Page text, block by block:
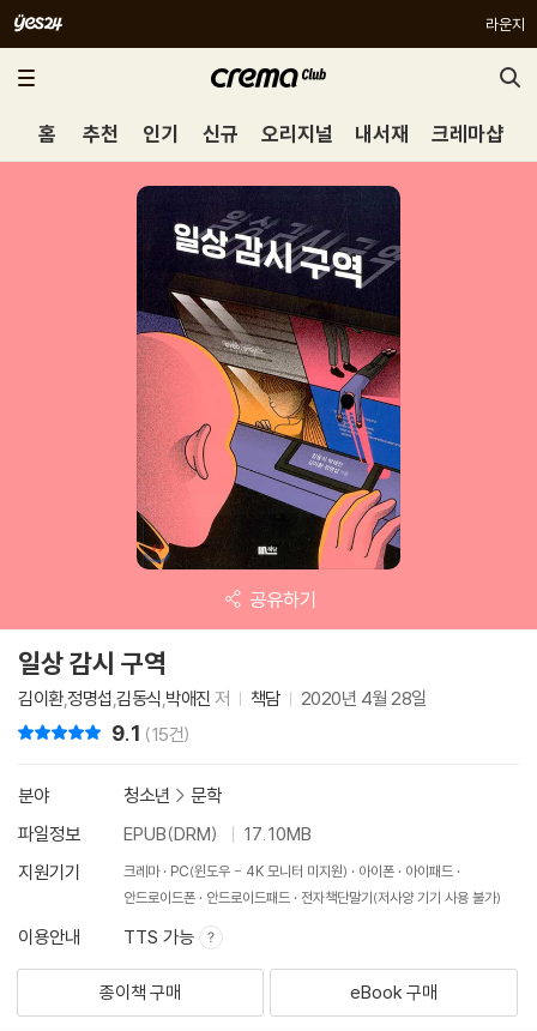
라운지
홈 추천 인기 신규 오리지널 내서재 크레마샵
공유하기
일상 감시 구역
김이환,정명섭 김동식 박애진 저 책담 2020년 4월 28일
9.1 (15건)
분야 청소년 > 문학
파일정보
EPUB(DRM)
17.10MB
지원기기
크레마 PC(윈도우 - 4K 모니터 미지원) 아이폰
아이패드
안드로이드폰
안드로이드패드 전자책단말기(저사양 기기 사용 불가)
이용안내 TTS 가능
종이책 구매 eBook 구매